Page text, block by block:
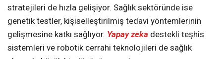
Youtube
stratejileri de hızla gelişiyor. Sağlık sektöründe ise
genetik testler, kişiselleştirilmiş tedavi yöntemlerinin
gelişmesine katkı sağlıyor. Yapay zeka destekli teşhis
sistemleri ve robotik cerrahi teknolojileri de sağlık